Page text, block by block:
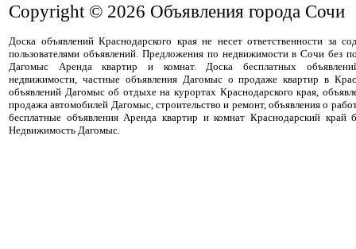
Copyright © 2026 Объявления города Сочи
Доска объявлений Краснодарского края не несет ответственности за
пользователями объявлений. Предложения по недвижимости в Сочи без
Дагомыс Аренда квартир и комнат. Доска бесплатных
недвижимости, частные объявления Дагомыс о продаже квартир в
объявлений Дагомыс об отдыхе на курортах Краснодарского края,
продажа автомобилей Дагомыс, строительство и ремонт, объявления о
бесплатные объявления Аренда квартир и комнат Краснодарский край
Недвижимость Дагомыс.